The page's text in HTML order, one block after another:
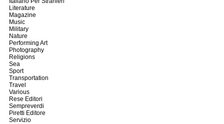
Literature
Magazine
Music
Military
Nature
Performing Art
Photography
Religions
Sea
Sport
Transportation
Travel
Various
Rese Editori
Sempreverdi
Piretti Editore
Servizio